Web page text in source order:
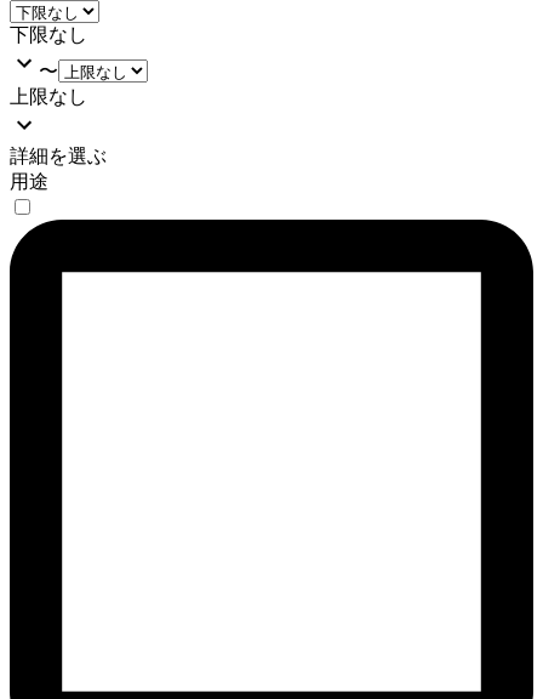
下限なし
〜
上限なし
詳細を選ぶ
用途